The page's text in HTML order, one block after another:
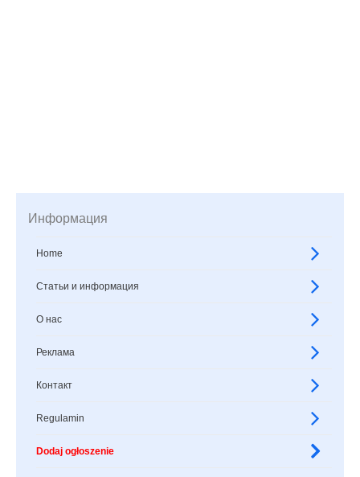
Информация
Home
Статьи и информация
О нас
Реклама
Контакт
Regulamin
Dodaj ogłoszenie